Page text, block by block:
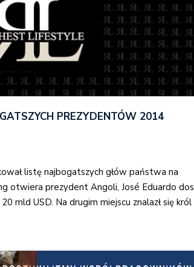
PREZYDENTÓW 2014
listę najbogatszych głów państwa na
otwiera prezydent Angoli, José Eduardo dos
mld USD. Na drugim miejscu znalazł się król